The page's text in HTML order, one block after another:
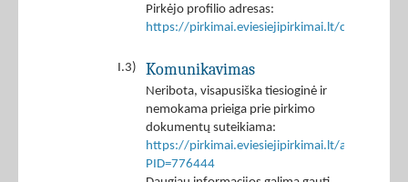
Pirkėjo profilio adresas:
https://pirkimai.eviesiejipirkimai.lt/ctm/
I.3) Komunikavimas
Neribota, visapusiška tiesioginė ir
nemokama prieiga prie pirkimo
dokumentų suteikiama:
https://pirkimai.eviesiejipirkimai.lt/app/rfq/
PID=776444